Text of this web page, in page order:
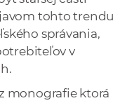
tohto trendu
správania,
v
monografie ktorá